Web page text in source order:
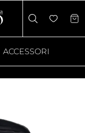
ACCESSORI